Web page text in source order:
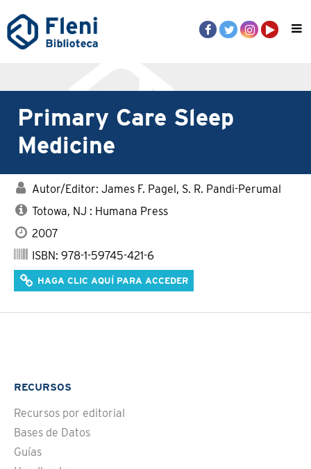
Primary Care Sleep
Medicine
Autor/Editor: James F. Pagel, S. R. Pandi-Perumal
Totowa, NJ : Humana Press
2007
ISBN: 978-1-59745-421-6
HAGA CLIC AQUÍ PARA ACCEDER
RECURSOS
Recursos por editorial
Bases de Datos
Guías